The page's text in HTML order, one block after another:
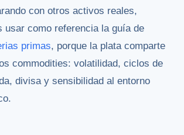
con otros activos reales,
usar como referencia la guía de
primas, porque la plata comparte
commodities: volatilidad, ciclos de
divisa y sensibilidad al entorno